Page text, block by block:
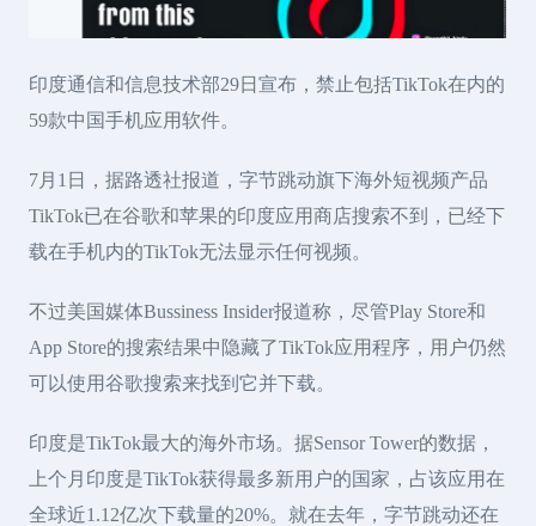
印度通信和信息技术部29日宣布，禁止包括TikTok在内的
59款中国手机应用软件。
7月1日，据路透社报道，字节跳动旗下海外短视频产品
TikTok已在谷歌和苹果的印度应用商店搜索不到，已经下
载在手机内的TikTok无法显示任何视频。
不过美国媒体Bussiness Insider报道称，尽管Play Store和
App Store的搜索结果中隐藏了TikTok应用程序，用户仍然
可以使用谷歌搜索来找到它并下载。
印度是TikTok最大的海外市场。据Sensor Tower的数据，
上个月印度是TikTok获得最多新用户的国家，占该应用在
全球近1.12亿次下载量的20%。就在去年，字节跳动还在